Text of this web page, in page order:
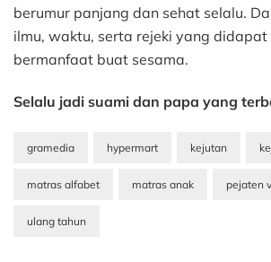
berumur panjang dan sehat selalu.
ilmu, waktu, serta rejeki yang didapat
bermanfaat buat sesama.
Selalu jadi suami dan papa yang
gramedia hypermart kejutan
matras alfabet matras anak pejaten
ulang tahun